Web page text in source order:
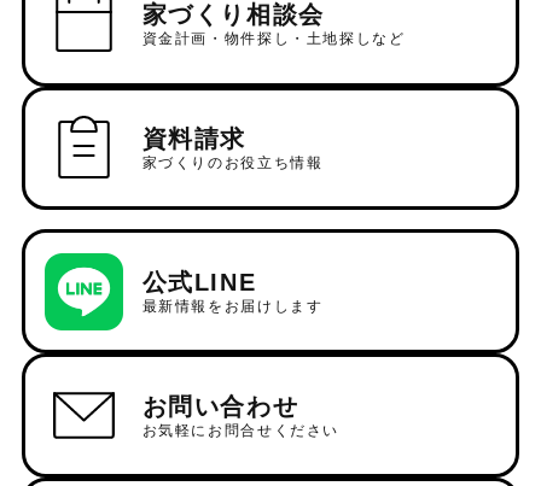
家づくり相談会
資金計画・物件探し・土地探しなど
資料請求
家づくりのお役立ち情報
公式LINE
最新情報をお届けします
お問い合わせ
お気軽にお問合せください